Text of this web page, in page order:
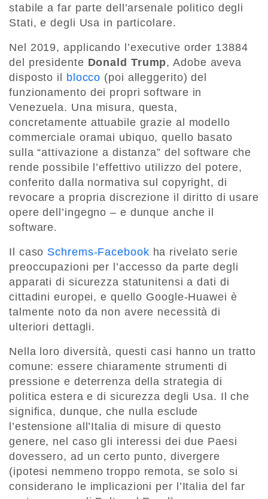
stabile a far parte dell’arsenale politico degli
Stati, e degli Usa in particolare.
Nel 2019, applicando l’executive order 13884
del presidente Donald Trump, Adobe aveva
disposto il
blocco (poi alleggerito) del
funzionamento dei propri software in
Venezuela. Una misura, questa,
concretamente attuabile grazie al modello
commerciale oramai ubiquo, quello basato
sulla “attivazione a distanza” del software che
rende possibile l’effettivo utilizzo del potere,
conferito dalla normativa sul copyright, di
revocare a propria discrezione il diritto di usare
opere dell’ingegno – e dunque anche il
software.
Il caso Schrems-Facebook ha rivelato serie
preoccupazioni per l’accesso da parte degli
apparati di sicurezza statunitensi a dati di
cittadini europei, e quello Google-Huawei è
talmente noto da non avere necessità di
ulteriori dettagli.
Nella loro diversità, questi casi hanno un tratto
comune: essere chiaramente strumenti di
pressione e deterrenza della strategia di
politica estera e di sicurezza degli Usa. Il che
significa, dunque, che nulla esclude
l’estensione all’Italia di misure di questo
genere, nel caso gli interessi dei due Paesi
dovessero, ad un certo punto, divergere
(ipotesi nemmeno troppo remota, se solo si
considerano le implicazioni per l’Italia del far